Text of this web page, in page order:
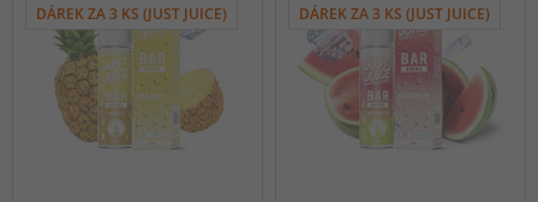
DÁREK ZA 3 KS (JUST JUICE)
DÁREK ZA 3 KS (JUST JUICE)